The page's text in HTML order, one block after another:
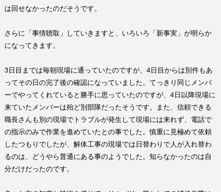
は回せなかったのだそうです。
さらに「事情聴取」していきますと、いろいろ「新事実」が明らか
になってきます。
3日目までは毎朝現場に通っていたのですが、 4日目からは別件もあ
ってその日の完了後の確認になっていました。てっきり同じメンバ
ーでやってくれていると勝手に思っていたのですが、 4日以降現場に
来ていたメンバーは殆ど別部隊だったそうです。また、信頼できる
職長さんも別の現場でトラブルが発生して現場には来れず、電話で
の指示のみで作業を進めていたとの事でした。慎重に見極めて依頼
したつもりでしたが、解体工事の現場では日替わりで人が入れ替わ
るのは、どうやら普通にある事のようでした。知らなかったのは自
分だけだったのです。